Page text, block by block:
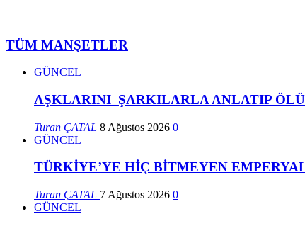
TÜM MANŞETLER
GÜNCEL
AŞKLARINI ŞARKILARLA ANLATIP
Turan ÇATAL 8 Ağustos 2026 0
GÜNCEL
TÜRKİYE’YE HİÇ BİTMEYEN
Turan ÇATAL 7 Ağustos 2026 0
GÜNCEL